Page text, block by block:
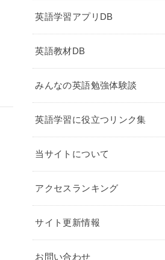
英語学習アプリDB
英語教材DB
みんなの英語勉強体験談
英語学習に役立つリンク集
当サイトについて
アクセスランキング
サイト更新情報
お問い合わせ